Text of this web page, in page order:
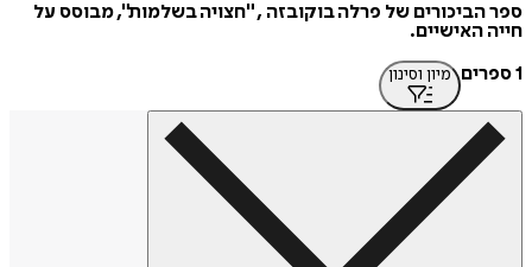
ספר הביכורים של פרלה בוקובזה , "חצויה בשלמות", מבוסס על
חייה האישיים.
1 ספרים
מיון וסינון